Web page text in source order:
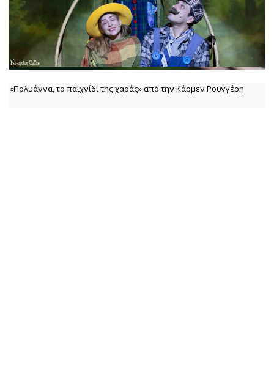
«Πολυάννα, το παιχνίδι της χαράς» από την Κάρμεν Ρουγγέρη